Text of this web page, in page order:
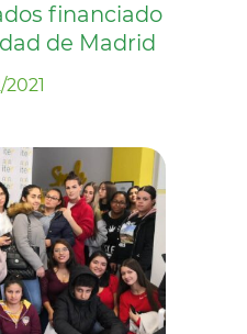
financiado
de Madrid
2021